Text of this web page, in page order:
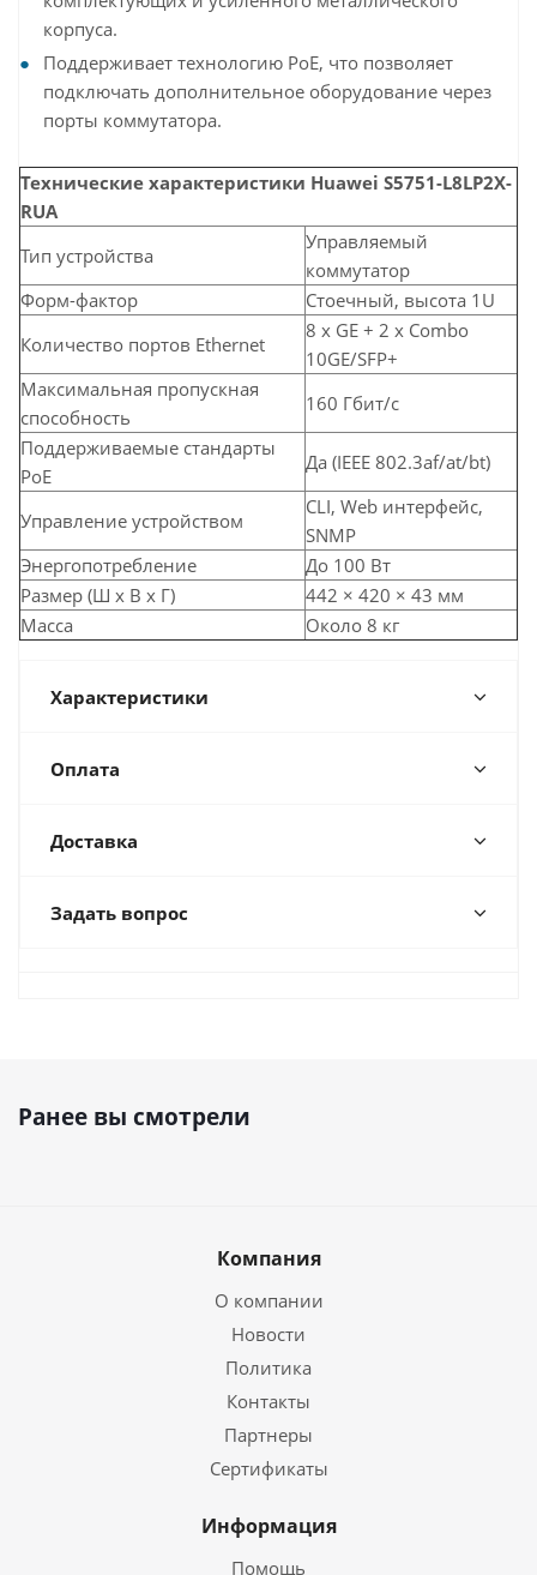
корпуса.
Поддерживает технологию PoE, что позволяет
подключать дополнительное оборудование через
порты коммутатора.
Технические характеристики Huawei S5751-L8LP2X-
RUA
Тип устройства
Управляемый
коммутатор
Форм-фактор
Стоечный, высота 1U
Количество портов Ethernet
8 x GE + 2 x Combo
10GE/SFP+
Максимальная пропускная
способность
160 Гбит/с
Поддерживаемые стандарты
PoE
Да (IEEE 802.3af/at/bt)
Управление устройством
CLI, Web интерфейс,
SNMP
Энергопотребление
До 100 Вт
Размер (Ш х В х Г)
442 × 420 × 43 мм
Масса
Около 8 кг
Характеристики
Оплата
Доставка
Задать вопрос
Ранее вы смотрели
Компания
О компании
Новости
Политика
Контакты
Партнеры
Сертификаты
Информация
Помощь